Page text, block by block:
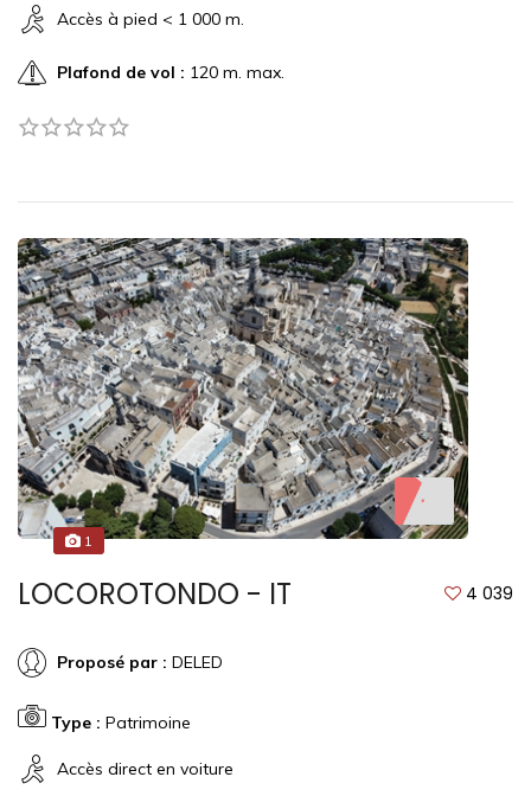
Accès à pied < 1 000 m.
Plafond de vol : 120 m. max.
1
LOCOROTONDO - IT 4 039
Proposé par : DELED
Type : Patrimoine
Accès direct en voiture